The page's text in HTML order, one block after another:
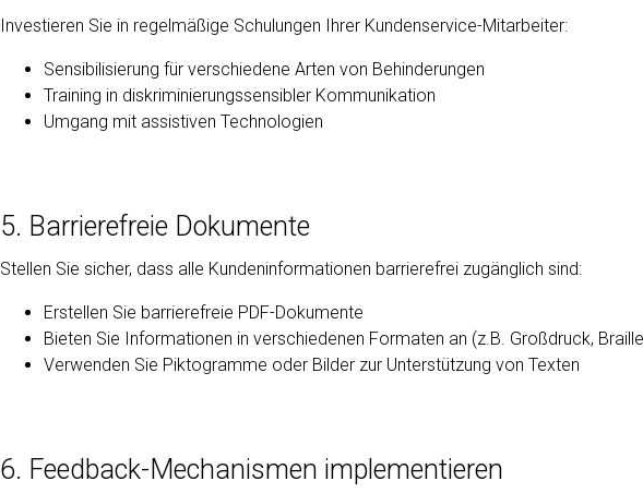
Investieren Sie in regelmäßige Schulungen Ihrer Kundenservice-Mitarbeiter:
Sensibilisierung für verschiedene Arten von Behinderungen
Training in diskriminierungssensibler Kommunikation
Umgang mit assistiven Technologien
5. Barrierefreie Dokumente
Stellen Sie sicher, dass alle Kundeninformationen barrierefrei zugänglich sind:
Erstellen Sie barrierefreie PDF-Dokumente
Bieten Sie Informationen in verschiedenen Formaten an (z.B. Großdruck,
Verwenden Sie Piktogramme oder Bilder zur Unterstützung von Texten
6. Feedback-Mechanismen implementieren